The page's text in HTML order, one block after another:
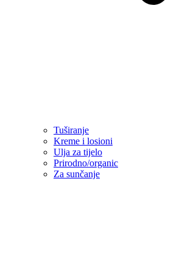
Tuširanje
Kreme i losioni
Ulja za tijelo
Prirodno/organic
Za sunčanje